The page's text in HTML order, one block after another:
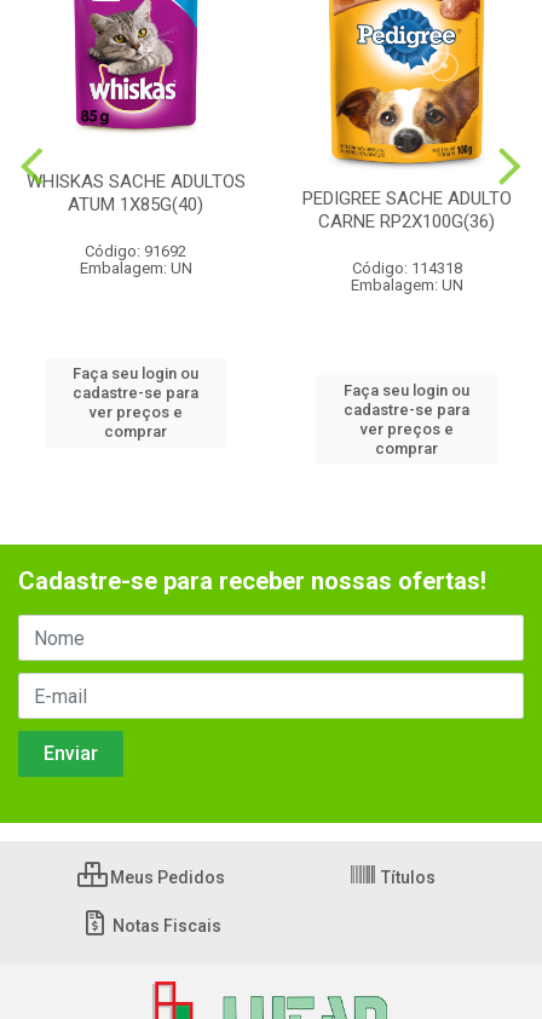
WHISKAS SACHE ADULTOS
ATUM 1X85G(40)
Código: 91692
Embalagem: UN
Faça seu login ou
cadastre-se para
ver preços e
comprar
PEDIGREE SACHE ADULTO
CARNE RP2X100G(36)
Código: 114318
Embalagem: UN
Faça seu login ou
cadastre-se para
ver preços e
comprar
Cadastre-se para receber nossas ofertas!
Meus Pedidos Títulos
Notas Fiscais